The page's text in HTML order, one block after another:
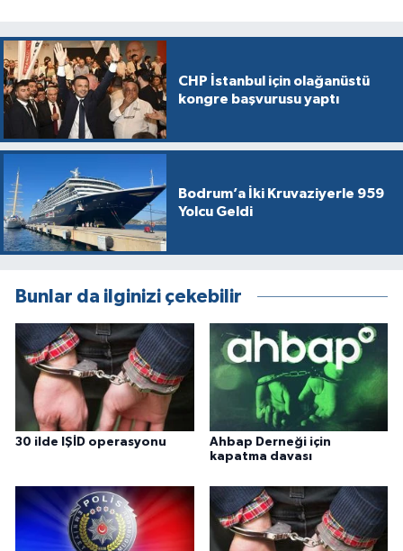
CHP İstanbul için olağanüstü
kongre başvurusu yaptı
Bodrum’a İki Kruvaziyerle 959
Yolcu Geldi
Bunlar da ilginizi çekebilir
30 ilde IŞİD operasyonu
Ahbap Derneği için
kapatma davası